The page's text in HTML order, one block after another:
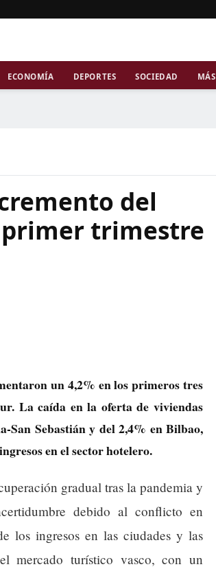
ECONOMÍA DEPORTES SOCIEDAD MÁS
del
primer trimestre
un 4,2% en los primeros tres
La caída en la oferta de viviendas
San Sebastián y del 2,4% en Bilbao,
en el sector hotelero.
gradual tras la pandemia y
debido al conflicto en
los ingresos en las ciudades y las
mercado turístico vasco, con un